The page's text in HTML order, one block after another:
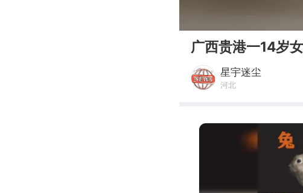
广西贵港一14岁
星宇迷尘
河北